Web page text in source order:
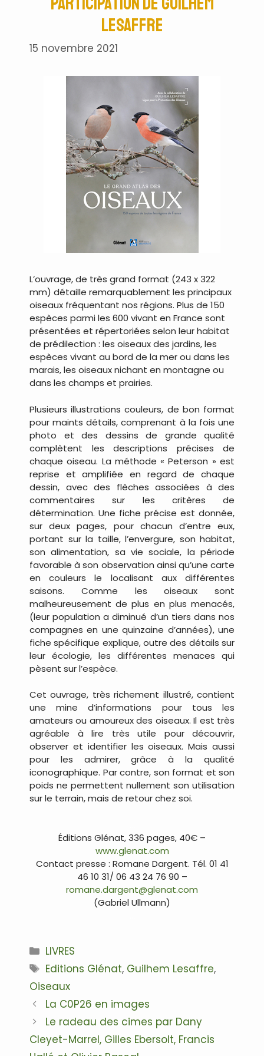
Lesaffre
15 novembre 2021
L’ouvrage, de très grand format (243 x 322
mm) détaille remarquablement les principaux
oiseaux fréquentant nos régions. Plus de 150
espèces parmi les 600 vivant en France sont
présentées et répertoriées selon leur habitat
de prédilection : les oiseaux des jardins, les
espèces vivant au bord de la mer ou dans les
marais, les oiseaux nichant en montagne ou
dans les champs et prairies.
Plusieurs illustrations couleurs, de bon format
pour maints détails, comprenant à la fois une
photo et des dessins de grande qualité
complètent les descriptions précises de
chaque oiseau. La méthode « Peterson » est
reprise et amplifiée en regard de chaque
dessin, avec des flèches associées à des
commentaires sur les critères de
détermination. Une fiche précise est donnée,
sur deux pages, pour chacun d’entre eux,
portant sur la taille, l’envergure, son habitat,
son alimentation, sa vie sociale, la période
favorable à son observation ainsi qu’une carte
en couleurs le localisant aux différentes
saisons. Comme les oiseaux sont
malheureusement de plus en plus menacés,
(leur population a diminué d’un tiers dans nos
compagnes en une quinzaine d’années), une
fiche spécifique explique, outre des détails sur
leur écologie, les différentes menaces qui
pèsent sur l’espèce.
Cet ouvrage, très richement illustré, contient
une mine d’informations pour tous les
amateurs ou amoureux des oiseaux. Il est très
agréable à lire très utile pour découvrir,
observer et identifier les oiseaux. Mais aussi
pour les admirer, grâce à la qualité
iconographique. Par contre, son format et son
poids ne permettent nullement son utilisation
sur le terrain, mais de retour chez soi.
Éditions Glénat, 336 pages, 40€ –
www.glenat.com
Contact presse : Romane Dargent. Tél. 01 41
46 10 31/ 06 43 24 76 90 –
romane.dargent@glenat.com
(Gabriel Ullmann)
Catégories
LIVRES
Étiquettes
Editions Glénat, Guilhem Lesaffre,
Oiseaux
Navigation
des
La C0P26 en images
Le radeau des cimes par Dany
Cleyet-Marrel, Gilles Ebersolt, Francis